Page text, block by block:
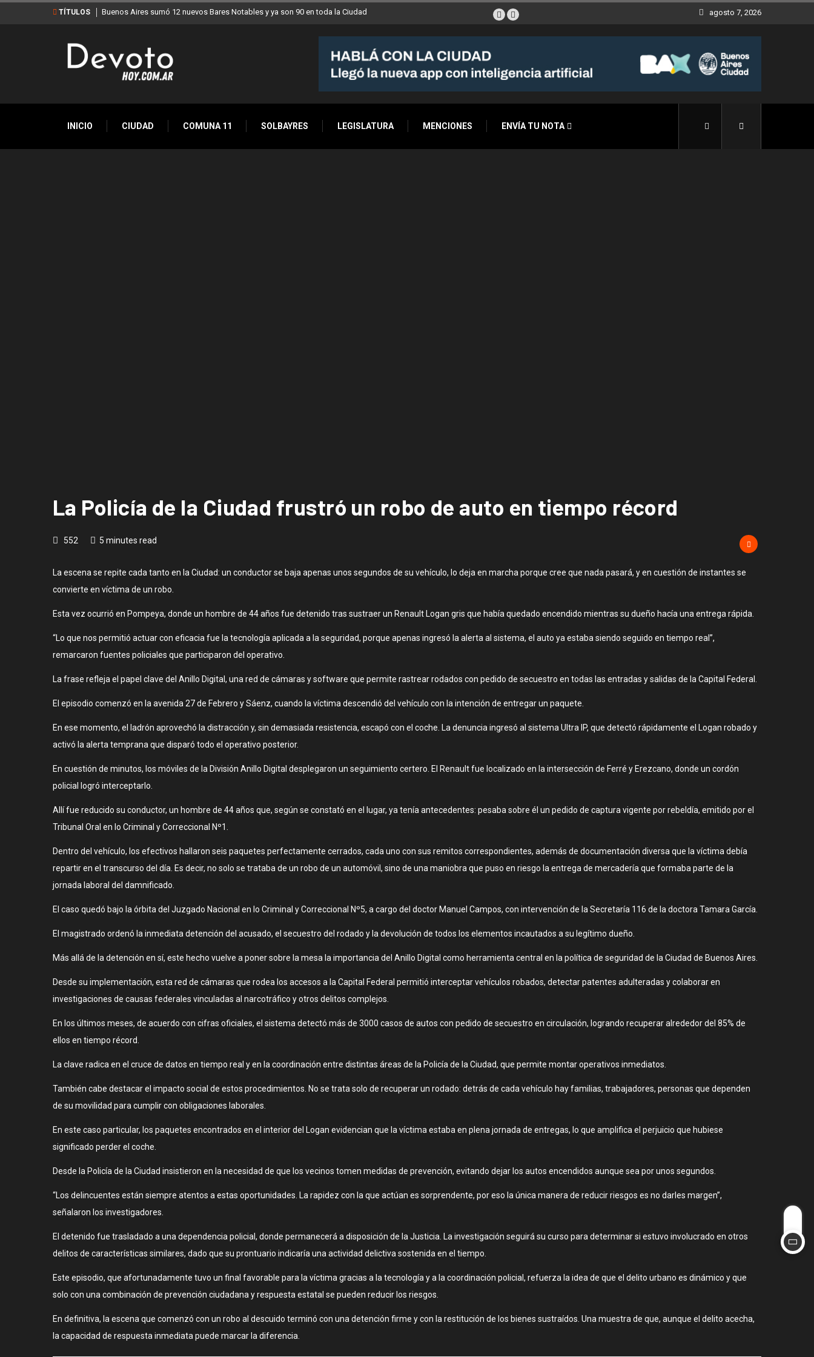
TÍTULOS Buenos Aires sumó 12 nuevos Bares Notables y ya son 90 en toda la Ciudad agosto 7, 2026
INICIO CIUDAD COMUNA 11 SOLBAYRES LEGISLATURA MENCIONES ENVÍA TU NOTA
La Policía de la Ciudad frustró un robo de auto en tiempo récord
552 5 minutes read
La escena se repite cada tanto en la Ciudad: un conductor se baja apenas unos segundos de su vehículo, lo deja en marcha porque cree que nada pasará, y en cuestión de instantes se
convierte en víctima de un robo.
Esta vez ocurrió en Pompeya, donde un hombre de 44 años fue detenido tras sustraer un Renault Logan gris que había quedado encendido mientras su dueño hacía una entrega rápida.
“Lo que nos permitió actuar con eficacia fue la tecnología aplicada a la seguridad, porque apenas ingresó la alerta al sistema, el auto ya estaba siendo seguido en tiempo real”,
remarcaron fuentes policiales que participaron del operativo.
La frase refleja el papel clave del Anillo Digital, una red de cámaras y software que permite rastrear rodados con pedido de secuestro en todas las entradas y salidas de la Capital Federal.
El episodio comenzó en la avenida 27 de Febrero y Sáenz, cuando la víctima descendió del vehículo con la intención de entregar un paquete.
En ese momento, el ladrón aprovechó la distracción y, sin demasiada resistencia, escapó con el coche. La denuncia ingresó al sistema Ultra IP, que detectó rápidamente el Logan robado y
activó la alerta temprana que disparó todo el operativo posterior.
En cuestión de minutos, los móviles de la División Anillo Digital desplegaron un seguimiento certero. El Renault fue localizado en la intersección de Ferré y Erezcano, donde un cordón
policial logró interceptarlo.
Allí fue reducido su conductor, un hombre de 44 años que, según se constató en el lugar, ya tenía antecedentes: pesaba sobre él un pedido de captura vigente por rebeldía, emitido por el
Tribunal Oral en lo Criminal y Correccional Nº1.
Dentro del vehículo, los efectivos hallaron seis paquetes perfectamente cerrados, cada uno con sus remitos correspondientes, además de documentación diversa que la víctima debía
repartir en el transcurso del día. Es decir, no solo se trataba de un robo de un automóvil, sino de una maniobra que puso en riesgo la entrega de mercadería que formaba parte de la
jornada laboral del damnificado.
El caso quedó bajo la órbita del Juzgado Nacional en lo Criminal y Correccional Nº5, a cargo del doctor Manuel Campos, con intervención de la Secretaría 116 de la doctora Tamara García.
El magistrado ordenó la inmediata detención del acusado, el secuestro del rodado y la devolución de todos los elementos incautados a su legítimo dueño.
Más allá de la detención en sí, este hecho vuelve a poner sobre la mesa la importancia del Anillo Digital como herramienta central en la política de seguridad de la Ciudad de Buenos Aires.
Desde su implementación, esta red de cámaras que rodea los accesos a la Capital Federal permitió interceptar vehículos robados, detectar patentes adulteradas y colaborar en
investigaciones de causas federales vinculadas al narcotráfico y otros delitos complejos.
En los últimos meses, de acuerdo con cifras oficiales, el sistema detectó más de 3000 casos de autos con pedido de secuestro en circulación, logrando recuperar alrededor del 85% de
ellos en tiempo récord.
La clave radica en el cruce de datos en tiempo real y en la coordinación entre distintas áreas de la Policía de la Ciudad, que permite montar operativos inmediatos.
También cabe destacar el impacto social de estos procedimientos. No se trata solo de recuperar un rodado: detrás de cada vehículo hay familias, trabajadores, personas que dependen
de su movilidad para cumplir con obligaciones laborales.
En este caso particular, los paquetes encontrados en el interior del Logan evidencian que la víctima estaba en plena jornada de entregas, lo que amplifica el perjuicio que hubiese
significado perder el coche.
Desde la Policía de la Ciudad insistieron en la necesidad de que los vecinos tomen medidas de prevención, evitando dejar los autos encendidos aunque sea por unos segundos.
“Los delincuentes están siempre atentos a estas oportunidades. La rapidez con la que actúan es sorprendente, por eso la única manera de reducir riesgos es no darles margen”,
señalaron los investigadores.
El detenido fue trasladado a una dependencia policial, donde permanecerá a disposición de la Justicia. La investigación seguirá su curso para determinar si estuvo involucrado en otros
delitos de características similares, dado que su prontuario indicaría una actividad delictiva sostenida en el tiempo.
Este episodio, que afortunadamente tuvo un final favorable para la víctima gracias a la tecnología y a la coordinación policial, refuerza la idea de que el delito urbano es dinámico y que
solo con una combinación de prevención ciudadana y respuesta estatal se pueden reducir los riesgos.
En definitiva, la escena que comenzó con un robo al descuido terminó con una detención firme y con la restitución de los bienes sustraídos. Una muestra de que, aunque el delito acecha,
la capacidad de respuesta inmediata puede marcar la diferencia.